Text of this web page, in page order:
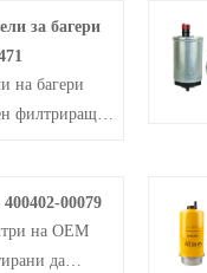
за багери
на багери
филтриращ
от
на
00079
на OEM
да